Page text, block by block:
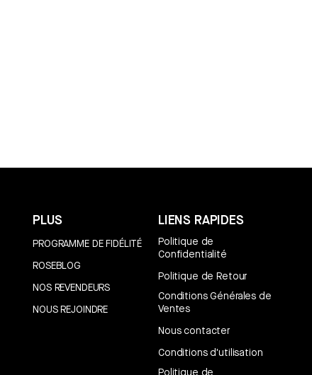
PLUS
PROGRAMME DE FIDÉLITÉ
ROSEBLOG
NOS REVENDEURS
NOUS REJOINDRE
LIENS RAPIDES
Politique de
Confidentialité
Politique de Retour
Conditions Générales de
Ventes
Nous contacter
Conditions d'utilisation